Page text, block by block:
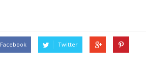
Facebook Twitter